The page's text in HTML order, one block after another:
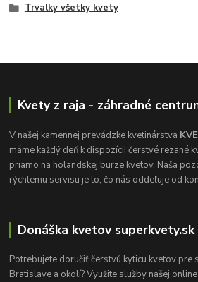
Trvalky všetky kvety
Kvety z raja - záhradné
V našej kamennej prevádzke kvetinárstva
máme každý deň k dispozícii čerstvé rezané
priamo na holandskej burze kvetov. Naša
rýchlemu servisu je to, čo nás oddeľuje od
Donáška kvetov superkvety.sk
Potrebujete doručiť čerstvú kyticu kvetov pre
Bratislave a okolí? Využite služby našej